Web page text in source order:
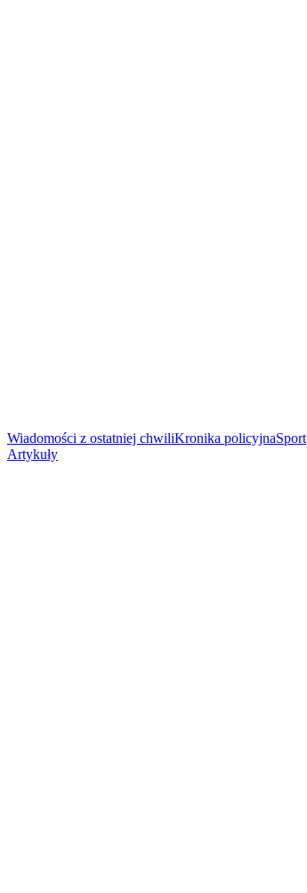
Wiadomości z ostatniej chwiliKronika policyjnaSport
Artykuły